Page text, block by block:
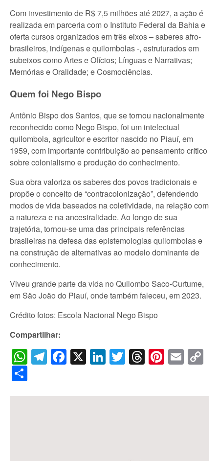
Com investimento de R$ 7,5 milhões até 2027, a ação é
realizada em parceria com o Instituto Federal da Bahia e
oferta cursos organizados em três eixos – saberes afro-
brasileiros, indígenas e quilombolas -, estruturados em
subeixos como Artes e Ofícios; Línguas e Narrativas;
Memórias e Oralidade; e Cosmociências.
Quem foi Nego Bispo
Antônio Bispo dos Santos, que se tornou nacionalmente
reconhecido como Nego Bispo, foi um intelectual
quilombola, agricultor e escritor nascido no Piauí, em
1959, com importante contribuição ao pensamento crítico
sobre colonialismo e produção do conhecimento.
Sua obra valoriza os saberes dos povos tradicionais e
propõe o conceito de “contracolonização”, defendendo
modos de vida baseados na coletividade, na relação com
a natureza e na ancestralidade. Ao longo de sua
trajetória, tornou-se uma das principais referências
brasileiras na defesa das epistemologias quilombolas e
na construção de alternativas ao modelo dominante de
conhecimento.
Viveu grande parte da vida no Quilombo Saco-Curtume,
em São João do Piauí, onde também faleceu, em 2023.
Crédito fotos: Escola Nacional Nego Bispo
Compartilhar:
WhatsApp
Telegram
Facebook
X LinkedIn
Twitter
Threads